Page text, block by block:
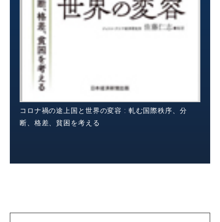
コロナ禍の途上国と世界の変容 : 軋む国際秩序、分
断、格差、貧困を考える